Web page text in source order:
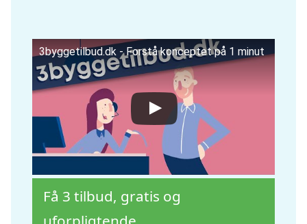
3byggetilbud.dk - Forstå konceptet på 1 minut
Få 3 tilbud, gratis og